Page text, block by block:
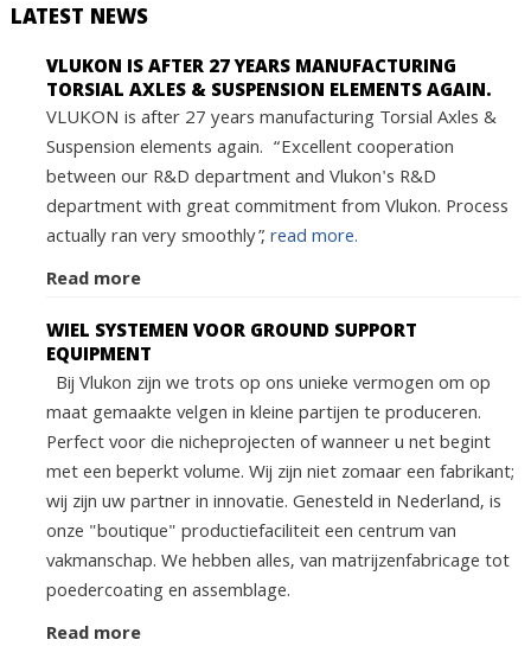
LATEST NEWS
VLUKON IS AFTER 27 YEARS MANUFACTURING
TORSIAL AXLES & SUSPENSION ELEMENTS AGAIN.
VLUKON is after 27 years manufacturing Torsial Axles &
Suspension elements again. “Excellent cooperation
between our R&D department and Vlukon's R&D
department with great commitment from Vlukon. Process
actually ran very smoothly”,read more.
Read more
WIEL SYSTEMEN VOOR GROUND SUPPORT
EQUIPMENT
Bij Vlukon zijn we trots op ons unieke vermogen om op
maat gemaakte velgen in kleine partijen te produceren.
Perfect voor die nicheprojecten of wanneer u net begint
met een beperkt volume. Wij zijn niet zomaar een fabrikant;
wij zijn uw partner in innovatie. Genesteld in Nederland, is
onze "boutique" productiefaciliteit een centrum van
vakmanschap. We hebben alles, van matrijzenfabricage tot
poedercoating en assemblage.
Read more